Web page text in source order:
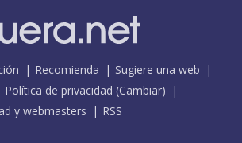
Recomienda
Sugiere una web
Política de privacidad (Cambiar)
y webmasters RSS